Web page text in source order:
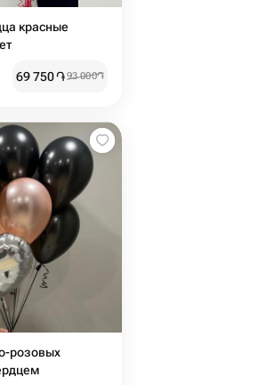
красные
69 750֏93 000֏
розовых